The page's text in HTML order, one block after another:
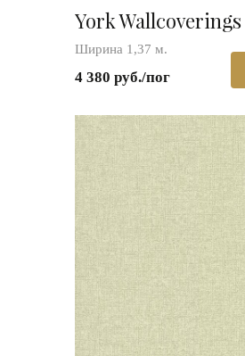
York Wallcoverings
Ширина 1,37 м.
4 380 руб./пог